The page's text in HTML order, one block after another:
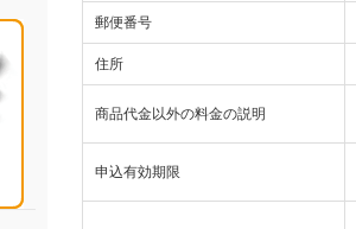
郵便番号
住所
商品代金以外の料金の説明
申込有効期限